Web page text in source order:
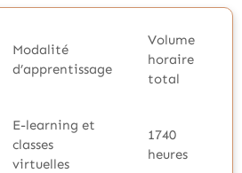
Modalité
d’apprentissage
Volume
horaire
total
E-learning et
classes
virtuelles
1740
heures